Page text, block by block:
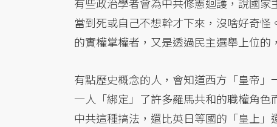
有些政治學者會為中共修憲迴護，說國
當到死或自己不想幹才下來，沒啥好奇
的實權掌權者，又是透過民主選舉上位的
有點歷史概念的人，會知道西方「皇帝
一人「綁定」了許多羅馬共和的職權角
中共這種搞法，還比英日等國的「皇上」